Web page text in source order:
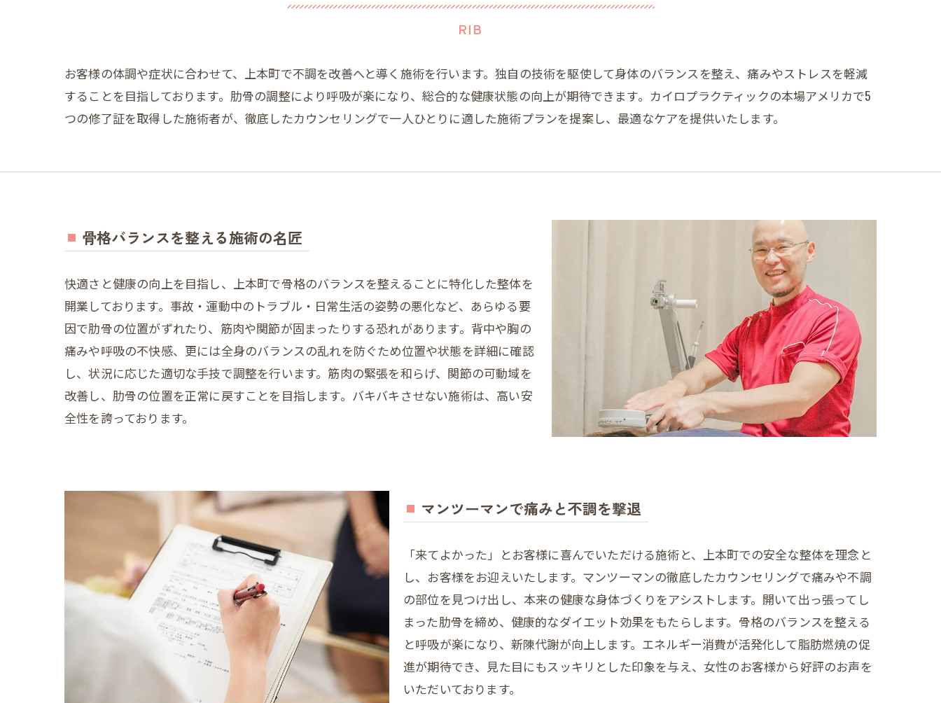
RIB
お客様の体調や症状に合わせて、上本町で不調を改善へと導く施術を行います。独自の技術を駆使して身体のバランスを整え、痛みやストレスを軽減
することを目指しております。肋骨の調整により呼吸が楽になり、総合的な健康状態の向上が期待できます。カイロプラクティックの本場アメリカで5
つの修了証を取得した施術者が、徹底したカウンセリングで一人ひとりに適した施術プランを提案し、最適なケアを提供いたします。
骨格バランスを整える施術の名匠
快適さと健康の向上を目指し、上本町で骨格のバランスを整えることに特化した整体を
開業しております。事故・運動中のトラブル・日常生活の姿勢の悪化など、あらゆる要
因で肋骨の位置がずれたり、筋肉や関節が固まったりする恐れがあります。背中や胸の
痛みや呼吸の不快感、更には全身のバランスの乱れを防ぐため位置や状態を詳細に確認
し、状況に応じた適切な手技で調整を行います。筋肉の緊張を和らげ、関節の可動域を
改善し、肋骨の位置を正常に戻すことを目指します。バキバキさせない施術は、高い安
全性を誇っております。
マンツーマンで痛みと不調を撃退
「来てよかった」とお客様に喜んでいただける施術と、上本町での安全な整体を理念と
し、お客様をお迎えいたします。マンツーマンの徹底したカウンセリングで痛みや不調
の部位を見つけ出し、本来の健康な身体づくりをアシストします。開いて出っ張ってし
まった肋骨を締め、健康的なダイエット効果をもたらします。骨格のバランスを整える
と呼吸が楽になり、新陳代謝が向上します。エネルギー消費が活発化して脂肪燃焼の促
進が期待でき、見た目にもスッキリとした印象を与え、女性のお客様から好評のお声を
いただいております。